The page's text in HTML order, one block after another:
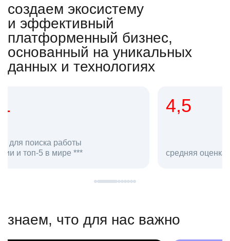
создаем экосистему
и эффективный
платформенный бизнес,
основанный на уникальных
данных и технологиях
средняя оценка hh.ru как работодателя **
в hh.ru
знаем, что для нас важно